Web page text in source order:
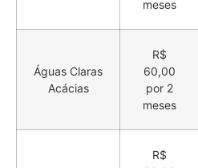
meses
Águas Claras
Acácias
R$
60,00
por 2
meses
R$